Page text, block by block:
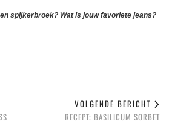
spijkerbroek? Wat is jouw favoriete jeans?
VOLGENDE BERICHT
RECEPT: BASILICUM SORBET